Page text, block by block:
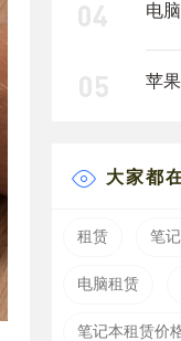
电
苹
大家都
租赁 笔
电脑租赁
笔记本租赁价